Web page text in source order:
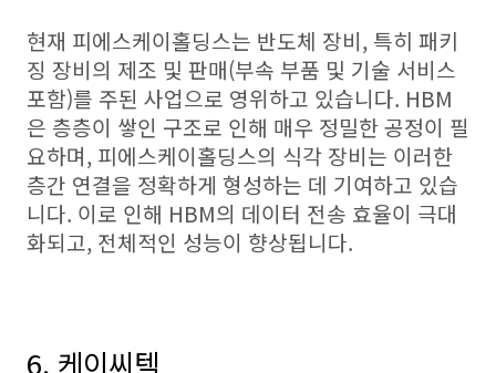
현재 피에스케이홀딩스는 반도체 장비, 특히 패키
징 장비의 제조 및 판매(부속 부품 및 기술 서비스
포함)를 주된 사업으로 영위하고 있습니다. HBM
은 층층이 쌓인 구조로 인해 매우 정밀한 공정이 필
요하며, 피에스케이홀딩스의 식각 장비는 이러한
층간 연결을 정확하게 형성하는 데 기여하고 있습
니다. 이로 인해 HBM의 데이터 전송 효율이 극대
화되고, 전체적인 성능이 향상됩니다.
6. 케이씨텍